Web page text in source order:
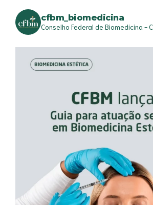
cfbm_biomedicina
Conselho Federal de Biomedicina -